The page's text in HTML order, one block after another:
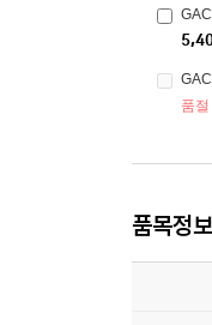
품절
품목정보